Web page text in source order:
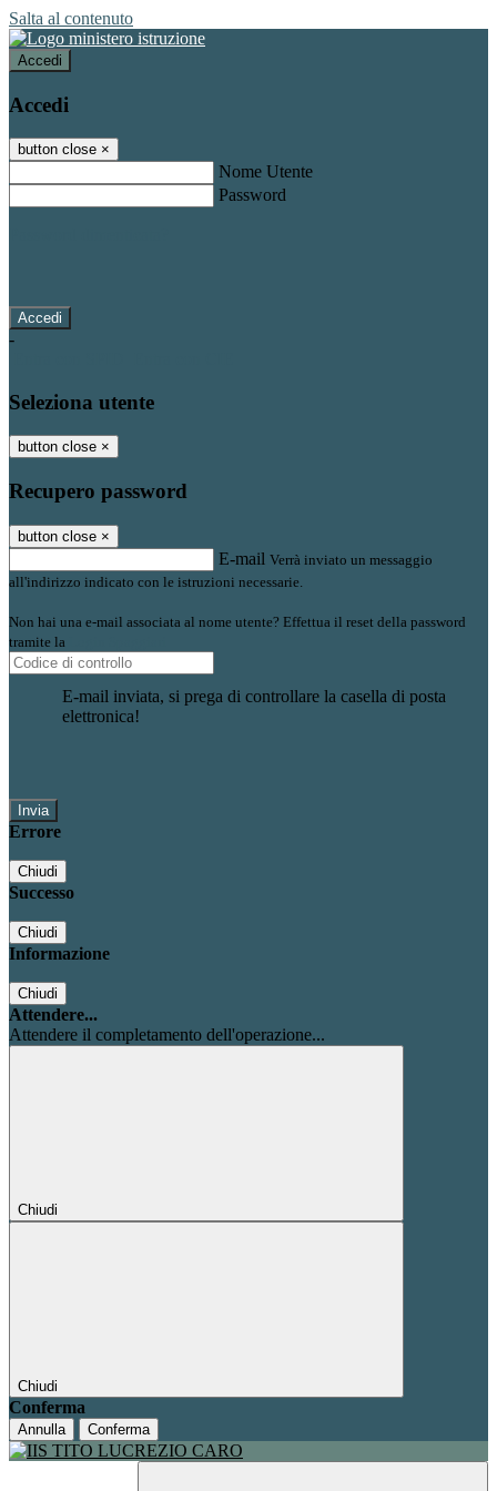
Salta al contenuto
Accedi
Accedi
button close ×
Nome Utente
Password
-
Seleziona utente
button close ×
Recupero password
button close ×
E-mail Verrà inviato un messaggio
all'indirizzo indicato con le istruzioni necessarie.
Non hai una e-mail associata al nome utente? Effettua il reset della password
tramite la
E-mail inviata, si prega di controllare la casella di posta
elettronica!
Errore
Chiudi
Successo
Chiudi
Informazione
Chiudi
Attendere...
Attendere il completamento dell'operazione...
Chiudi
Chiudi
Conferma
Annulla Conferma